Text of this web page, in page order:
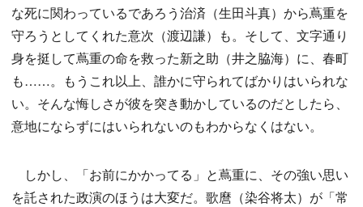
な死に関わっているであろう治済（生田斗真）から蔦重を
守ろうとしてくれた意次（渡辺謙）も。そして、文字通り
身を挺して蔦重の命を救った新之助（井之脇海）に、春町
も……。もうこれ以上、誰かに守られてばかりはいられな
い。そんな悔しさが彼を突き動かしているのだとしたら、
意地にならずにはいられないのもわからなくはない。
しかし、「お前にかかってる」と蔦重に、その強い思い
を託された政演のほうは大変だ。歌麿（染谷将太）が「常